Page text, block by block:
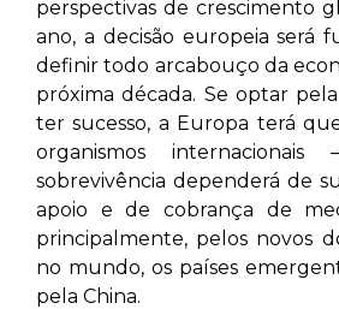
perspectivas de crescimento
ano, a decisão europeia será
definir todo arcabouço da
próxima década. Se optar
ter sucesso, a Europa terá
organismos
sobrevivência dependerá de
apoio e de cobrança de
principalmente, pelos novos
no mundo, os países
pela China.